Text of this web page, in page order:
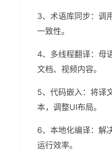
3、术语库同步：调
一致性。
4、多线程翻译：母
文档、视频内容。
5、代码嵌入：将译
本，调整UI布局。
6、本地化编译：解
运行效率。